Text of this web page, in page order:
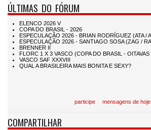
ÚLTIMAS DO FÓRUM
participe mensagens de hoje
COMPARTILHAR